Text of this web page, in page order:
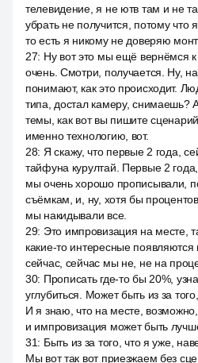
телевидение, я не ютв там и не
убрать не получится, потому что
то есть я никому не доверяю
27: Ну вот это мы ещё вернёмся
очень. Смотри, получается. Ну,
понимают, как это происходит.
типа, достал камеру, снимаешь?
темы, как вот вы пишите
именно технологию, вот.
28: Я скажу, что первые 2 года,
тайфуна курултай. Первые 2
мы очень хорошо прописывали,
съёмкам, и, ну, хотя бы
мы накидывали все.
29: Это импровизация на месте,
какие-то интересные
сейчас, сейчас мы не, не на
30: Прописать где-то бы 20%,
углубиться. Может быть из за
И я знаю, что на месте,
и импровизация может быть
31: Быть из за того, что я уже,
Мы вот так вот приезжаем без